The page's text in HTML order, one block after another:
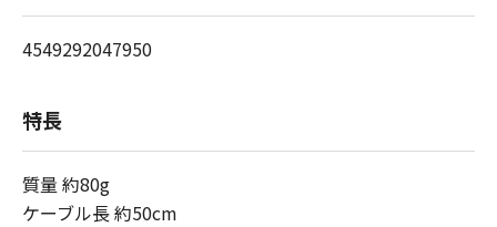
4549292047950
特長
質量 約80g
ケーブル長 約50cm